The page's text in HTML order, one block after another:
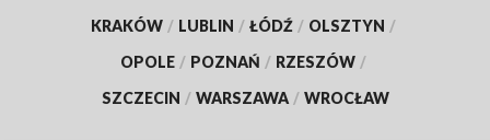
KRAKÓW / LUBLIN / ŁÓDŹ / OLSZTYN /
OPOLE / POZNAŃ / RZESZÓW /
SZCZECIN / WARSZAWA / WROCŁAW